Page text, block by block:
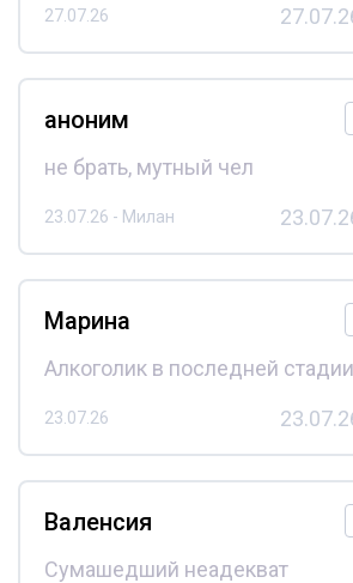
27.07.26
аноним
не брать, мутный чел
23.07.26 - Милан
Марина
Алкоголик в последней стадии
23.07.26
Валенсия
Сумашедший неадекват